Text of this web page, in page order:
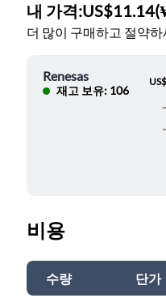
내 가격:US$11.14(
더 많이 구매하고 절약
Renesas
재고 보유: 106
비용
수량 단가